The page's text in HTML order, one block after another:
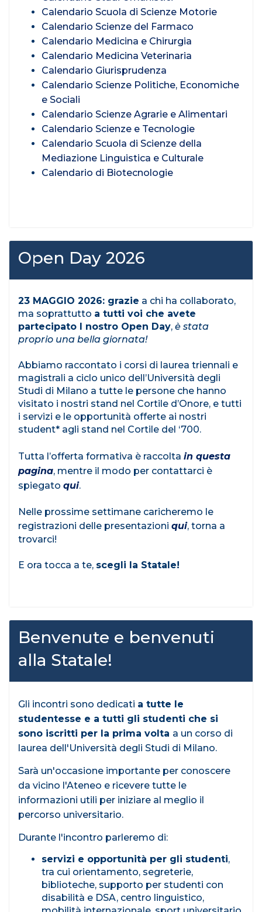
Calendario Scuola di Scienze Motorie
Calendario Scienze del Farmaco
Calendario Medicina e Chirurgia
Calendario Medicina Veterinaria
Calendario Giurisprudenza
Calendario Scienze Politiche, Economiche
e Sociali
Calendario Scienze Agrarie e Alimentari
Calendario Scienze e Tecnologie
Calendario Scuola di Scienze della
Mediazione Linguistica e Culturale
Calendario di Biotecnologie
Open Day 2026
23 MAGGIO 2026: grazie a chi ha collaborato,
ma soprattutto a tutti voi che avete
partecipato l nostro Open Day, è stata
proprio una bella giornata!
Abbiamo raccontato i corsi di laurea triennali e
magistrali a ciclo unico dell’Università degli
Studi di Milano a tutte le persone che hanno
visitato i nostri stand nel Cortile d’Onore, e tutti
i servizi e le opportunità offerte ai nostri
student* agli stand nel Cortile del ‘700.
Tutta l’offerta formativa è raccolta in questa
pagina, mentre il modo per contattarci è
spiegato qui.
Nelle prossime settimane caricheremo le
registrazioni delle presentazioni qui, torna a
trovarci!
E ora tocca a te, scegli la Statale!
Benvenute e benvenuti
alla Statale!
Gli incontri sono dedicati a tutte le
studentesse e a tutti gli studenti che si
sono iscritti per la prima volta a un corso di
laurea dell'Università degli Studi di Milano.
Sarà un'occasione importante per conoscere
da vicino l'Ateneo e ricevere tutte le
informazioni utili per iniziare al meglio il
percorso universitario.
Durante l'incontro parleremo di:
servizi e opportunità per gli studenti,
tra cui orientamento, segreterie,
biblioteche, supporto per studenti con
disabilità e DSA, centro linguistico,